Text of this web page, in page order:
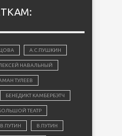
А.С.ПУШКИН
НАВАЛЬНЫЙ
ТУЛЕЕВ
БЕНЕДИКТ КАМБЕРБЭТЧ
ТЕАТР
В.ПУТИН